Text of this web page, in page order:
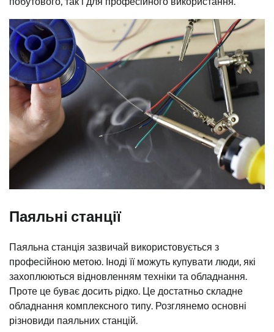
Паяльні станції
Паяльна станція зазвичай використовується з
професійною метою. Іноді її можуть купувати люди, які
захоплюються відновленням техніки та обладнання.
Проте це буває досить рідко. Це достатньо складне
обладнання комплексного типу. Розглянемо основні
різновиди паяльних станцій.